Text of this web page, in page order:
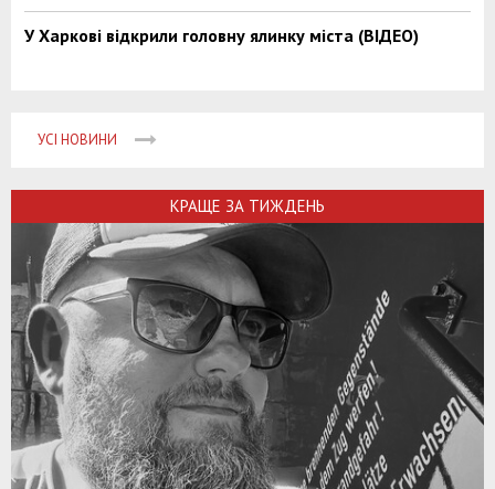
У Харкові відкрили головну ялинку міста (ВІДЕО)
УСІ НОВИНИ
КРАЩЕ ЗА ТИЖДЕНЬ